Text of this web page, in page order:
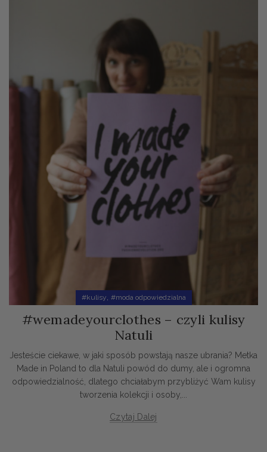
#kulisy, #moda odpowiedzialna
#wemadeyourclothes – czyli kulisy
Natuli
Jesteście ciekawe, w jaki sposób powstają nasze ubrania? Metka
Made in Poland to dla Natuli powód do dumy, ale i ogromna
odpowiedzialność, dlatego chciałabym przybliżyć Wam kulisy
tworzenia kolekcji i osoby,...
Czytaj Dalej